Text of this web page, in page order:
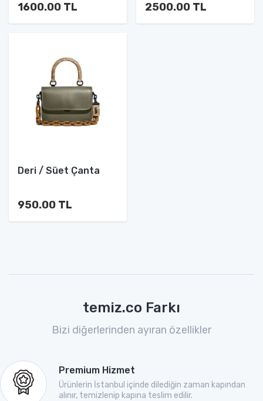
1600.00 TL 2500.00 TL
Deri / Süet Çanta
950.00 TL
temiz.co Farkı
Bizi diğerlerinden ayıran özellikler
Premium Hizmet
Ürünlerin İstanbul içinde dilediğin zaman kapından
alınır, temizlenip kapına teslim edilir.